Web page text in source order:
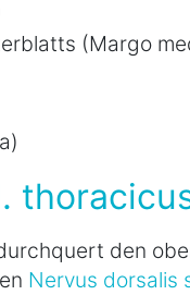
(Margo
den
Nervus dorsalis